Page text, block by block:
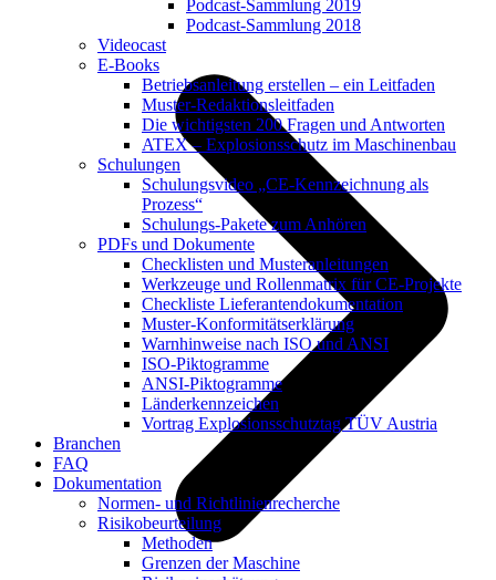
Podcast-Sammlung 2019
Podcast-Sammlung 2018
Videocast
E-Books
Betriebsanleitung erstellen – ein Leitfaden
Muster-Redaktionsleitfaden
Die wichtigsten 200 Fragen und Antworten
ATEX – Explosionsschutz im Maschinenbau
Schulungen
Schulungsvideo „CE-Kennzeichnung als
Prozess“
Schulungs-Pakete zum Anhören
PDFs und Dokumente
Checklisten und Musteranleitungen
Werkzeuge und Rollenmatrix für CE-Projekte
Checkliste Lieferantendokumentation
Muster-Konformitätserklärung
Warnhinweise nach ISO und ANSI
ISO-Piktogramme
ANSI-Piktogramme
Länderkennzeichen
Vortrag Explosionsschutztag TÜV Austria
Branchen
FAQ
Dokumentation
Normen- und Richtlinienrecherche
Risikobeurteilung
Methoden
Grenzen der Maschine